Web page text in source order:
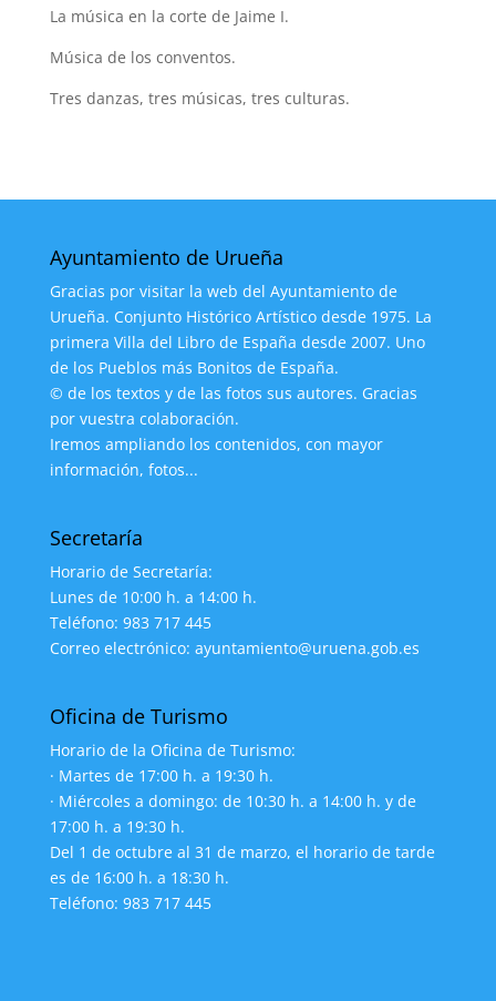
La música en la corte de Jaime I.
Música de los conventos.
Tres danzas, tres músicas, tres culturas.
Ayuntamiento de Urueña
Gracias por visitar la web del Ayuntamiento de
Urueña. Conjunto Histórico Artístico desde 1975. La
primera Villa del Libro de España desde 2007. Uno
de los Pueblos más Bonitos de España.
© de los textos y de las fotos sus autores. Gracias
por vuestra colaboración.
Iremos ampliando los contenidos, con mayor
información, fotos...
Secretaría
Horario de Secretaría:
Lunes de 10:00 h. a 14:00 h.
Teléfono: 983 717 445
Correo electrónico: ayuntamiento@uruena.gob.es
Oficina de Turismo
Horario de la Oficina de Turismo:
· Martes de 17:00 h. a 19:30 h.
· Miércoles a domingo: de 10:30 h. a 14:00 h. y de
17:00 h. a 19:30 h.
Del 1 de octubre al 31 de marzo, el horario de tarde
es de 16:00 h. a 18:30 h.
Teléfono: 983 717 445